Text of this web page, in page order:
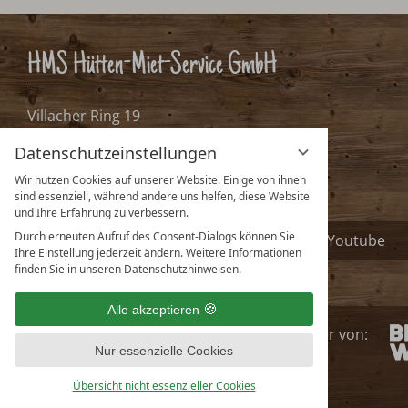
Datenschutzeinstellungen
Wir nutzen Cookies auf unserer Website. Einige von ihnen
sind essenziell, während andere uns helfen, diese Website
und Ihre Erfahrung zu verbessern.
Durch erneuten Aufruf des Consent-Dialogs können Sie
Ihre Einstellung jederzeit ändern. Weitere Informationen
finden Sie in unseren Datenschutzhinweisen.
Alle akzeptieren
Nur essenzielle Cookies
Übersicht nicht essenzieller Cookies
Bitte Anreisetag
Bitte wählen Sie Ihren Anreisetag.